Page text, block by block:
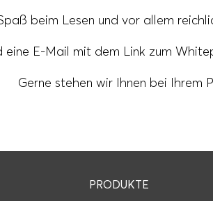
beim Lesen und vor allem
eine E-Mail mit dem Link zum
Gerne stehen wir Ihnen bei Ihrem
PRODUKTE